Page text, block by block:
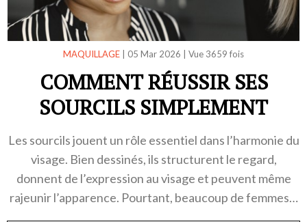
MAQUILLAGE | 05 Mar 2026 | Vue 3659 fois
COMMENT RÉUSSIR SES
SOURCILS SIMPLEMENT
Les sourcils jouent un rôle essentiel dans l’harmonie du
visage. Bien dessinés, ils structurent le regard,
donnent de l’expression au visage et peuvent même
rajeunir l’apparence. Pourtant, beaucoup de femmes…